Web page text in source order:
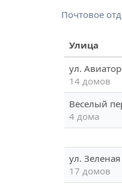
Почтовое
Улица
ул.
14 домов
Веселый
4 дома
ул. Зеленая
17 домов